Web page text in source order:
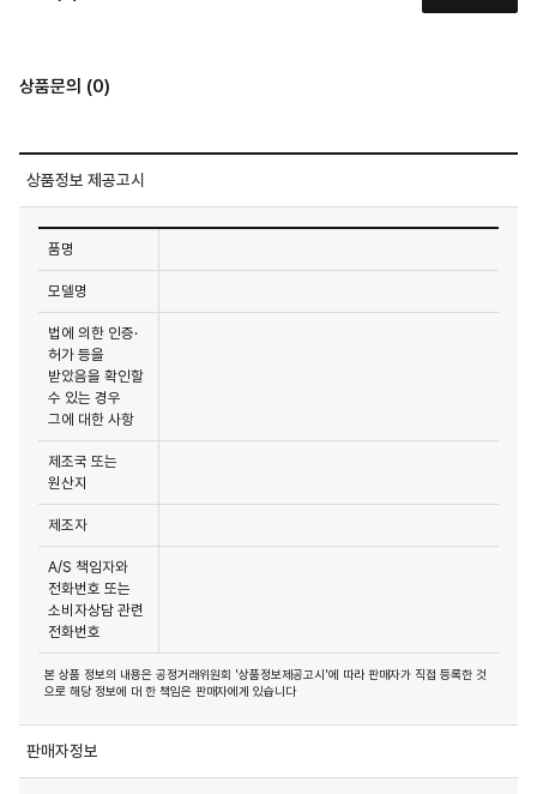
상품문의 (0)
상품정보 제공고시
품명
모델명
법에 의한 인증·
허가 등을
받았음을 확인할
수 있는 경우
그에 대한 사항
제조국 또는
원산지
제조자
A/S 책임자와
전화번호 또는
소비자상담 관련
전화번호
본 상품 정보의 내용은 공정거래위원회 '상품정보제공고시'에 따라 판매자가 직접 등록한 것
으로 해당 정보에 대 한 책임은 판매자에게 있습니다
판매자정보